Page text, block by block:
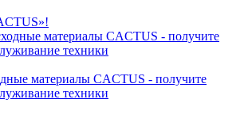
материалы CACTUS - получите
техники